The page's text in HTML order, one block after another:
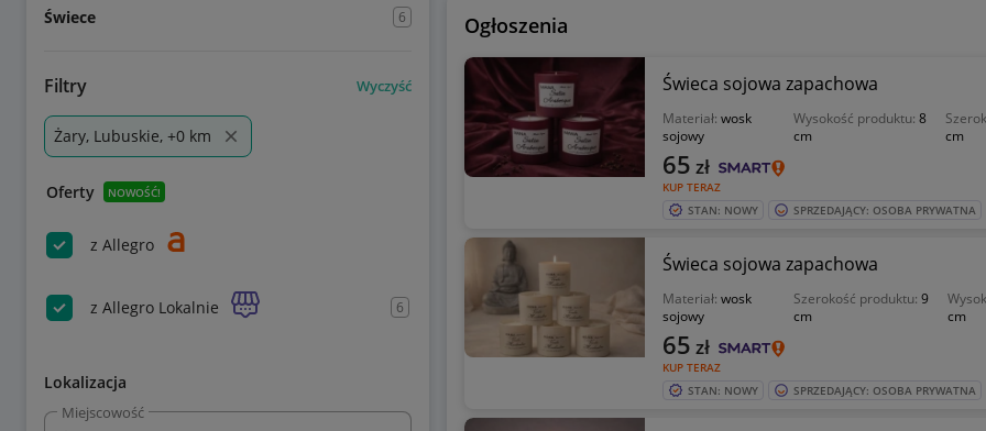
Świece 6
Filtry Wyczyść
Żary, Lubuskie, +0 km
Oferty NOWOŚĆ!
z Allegro
z Allegro Lokalnie 6
Lokalizacja
Miejscowość
Ogłoszenia
Świeca sojowa zapachowa
Materiał: wosk
sojowy
Wysokość produktu:8
cm
cm
KUP TERAZ
65 zł
STAN: NOWY SPRZEDAJĄCY: OSOBA PRYWATNA
Świeca sojowa zapachowa
Materiał: wosk
sojowy
Szerokość produktu:9
cm
cm
KUP TERAZ
65 zł
STAN: NOWY SPRZEDAJĄCY: OSOBA PRYWATNA